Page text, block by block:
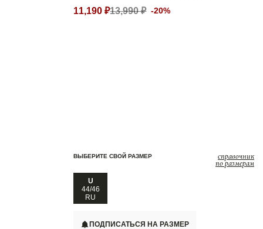
11,190 ₽13,990 ₽ -20%
ВЫБЕРИТЕ СВОЙ РАЗМЕР справочник
по размерам
U
44/46
RU
ПОДПИСАТЬСЯ НА РАЗМЕР